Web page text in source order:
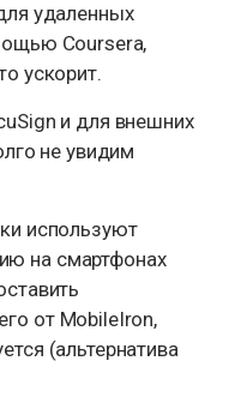
удаленных
Coursera,
ускорит.
и для внешних
не увидим
используют
на смартфонах
от MobileIron,
(альтернатива